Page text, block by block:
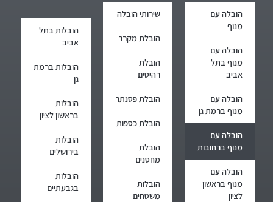
הובלה עם
מנוף
הובלה עם
מנוף בתל
אביב
הובלה עם
מנוף ברמת גן
הובלה עם
מנוף ברחובות
הובלה עם
מנוף בראשון
לציון
שירותי הובלה
הובלת מקרר
הובלת
רהיטים
הובלת פסנתר
הובלת כספות
הובלת
מחסנים
הובלות
משטחים
הובלות בתל
אביב
הובלות ברמת
גן
הובלות
בראשון לציון
הובלות
בירושלים
הובלות
בגבעתיים